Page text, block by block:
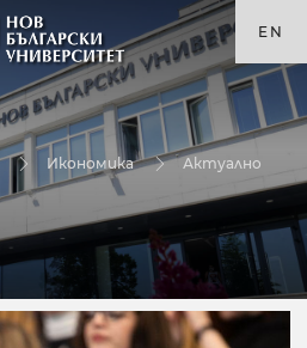
EN
Икономика Актуално